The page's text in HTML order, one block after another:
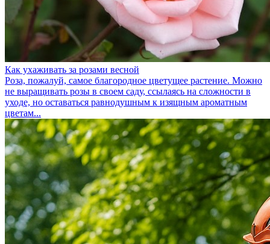
Как ухаживать за розами весной
Роза, пожалуй, самое благородное цветущее растение. Можно
не выращивать розы в своем саду, ссылаясь на сложности в
уходе, но оставаться равнодушным к изящным ароматным
цветам...